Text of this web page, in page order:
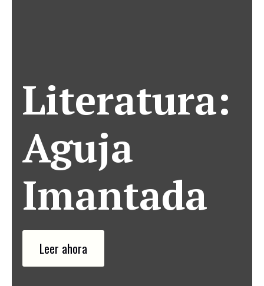
Literatura:
Aguja
Imantada
Leer ahora